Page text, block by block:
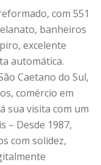
com 551
banheiros
excelente
automática.
Caetano do Sul,
comércio em
sua visita com um
– Desde 1987,
com solidez,